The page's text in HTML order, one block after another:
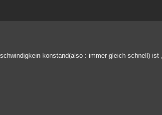
konstand(also : immer gleich schnell) ist